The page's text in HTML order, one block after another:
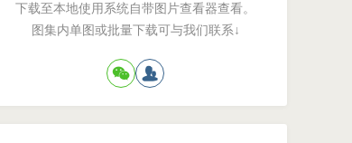
下载至本地使用系统自带图片查看器查看。
图集内单图或批量下载可与我们联系↓